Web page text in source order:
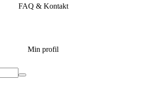
FAQ & Kontakt
Min profil